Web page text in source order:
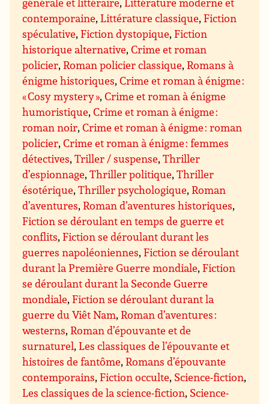
contemporaine,Littérature classique,Fiction
spéculative,Fiction dystopique,Fiction
historique alternative,Crime et roman
policier,Roman policier classique,Romans à
énigme historiques,Crime et roman à énigme :
« Cosy mystery »,Crime et roman à énigme
humoristique,Crime et roman à énigme :
roman noir,Crime et roman à énigme : roman
policier,Crime et roman à énigme : femmes
détectives,Triller / suspense,Thriller
d’espionnage,Thriller politique,Thriller
ésotérique,Thriller psychologique,Roman
d’aventures,Roman d’aventures historiques,
Fiction se déroulant en temps de guerre et
conflits,Fiction se déroulant durant les
guerres napoléoniennes,Fiction se déroulant
durant la Première Guerre mondiale,Fiction
se déroulant durant la Seconde Guerre
mondiale,Fiction se déroulant durant la
guerre du Viêt Nam,Roman d’aventures :
westerns,Roman d’épouvante et de
surnaturel,Les classiques de l’épouvante et
histoires de fantôme,Romans d’épouvante
contemporains,Fiction occulte, Science-fiction,
Les classiques de la science-fiction, Science-